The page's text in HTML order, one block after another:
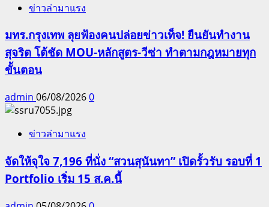
ข่าวล่ามาแรง
มทร.กรุงเทพ ลุยฟ้องคนปล่อยข่าวเท็จ! ยืนยันทำงาน
สุจริต โต้ชัด MOU-หลักสูตร-วีซ่า ทำตามกฎหมายทุก
ขั้นตอน
admin 06/08/20260
ข่าวล่ามาแรง
จัดให้จุใจ 7,196 ที่นั่ง “สวนสุนันทา” เปิดรั้วรับ รอบที่ 1
Portfolio เริ่ม 15 ส.ค.นี้